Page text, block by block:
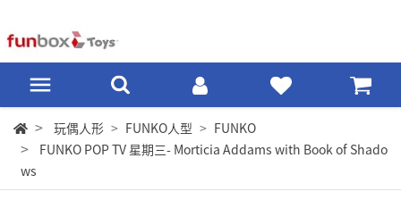
玩偶人形 FUNKO人型
FUNKO
FUNKO POP TV 星期三- Morticia Addams with Book of Shado
ws